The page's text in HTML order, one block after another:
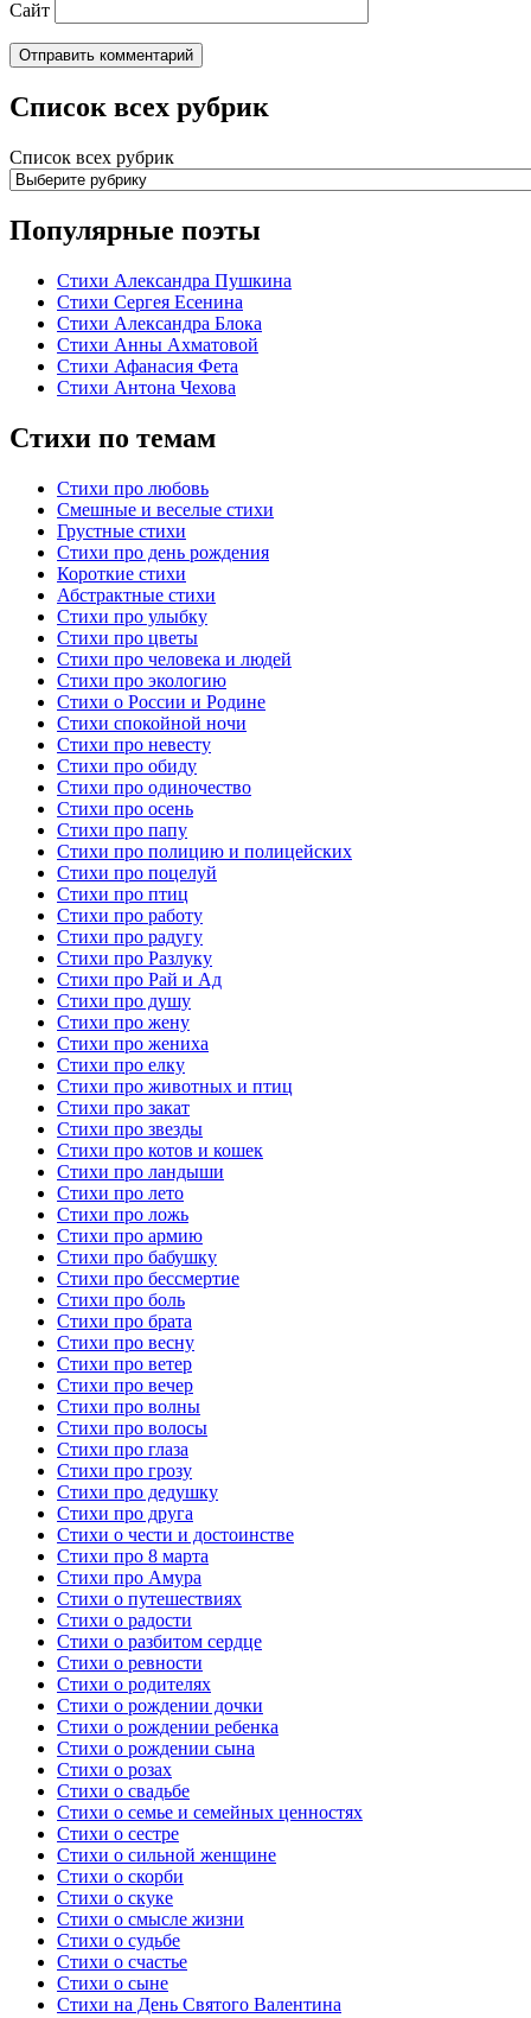
Сайт
Список всех рубрик
Список всех рубрик
Популярные поэты
Стихи Александра Пушкина
Стихи Сергея Есенина
Стихи Александра Блока
Стихи Анны Ахматовой
Стихи Афанасия Фета
Стихи Антона Чехова
Стихи по темам
Стихи про любовь
Смешные и веселые стихи
Грустные стихи
Стихи про день рождения
Короткие стихи
Абстрактные стихи
Стихи про улыбку
Стихи про цветы
Стихи про человека и людей
Стихи про экологию
Стихи о России и Родине
Стихи спокойной ночи
Стихи про невесту
Стихи про обиду
Стихи про одиночество
Стихи про осень
Стихи про папу
Стихи про полицию и полицейских
Стихи про поцелуй
Стихи про птиц
Стихи про работу
Стихи про радугу
Стихи про Разлуку
Стихи про Рай и Ад
Стихи про душу
Стихи про жену
Стихи про жениха
Стихи про елку
Стихи про животных и птиц
Стихи про закат
Стихи про звезды
Стихи про котов и кошек
Стихи про ландыши
Стихи про лето
Стихи про ложь
Стихи про армию
Стихи про бабушку
Стихи про бессмертие
Стихи про боль
Стихи про брата
Стихи про весну
Стихи про ветер
Стихи про вечер
Стихи про волны
Стихи про волосы
Стихи про глаза
Стихи про грозу
Стихи про дедушку
Стихи про друга
Стихи о чести и достоинстве
Стихи про 8 марта
Стихи про Амура
Стихи о путешествиях
Стихи о радости
Стихи о разбитом сердце
Стихи о ревности
Стихи о родителях
Стихи о рождении дочки
Стихи о рождении ребенка
Стихи о рождении сына
Стихи о розах
Стихи о свадьбе
Стихи о семье и семейных ценностях
Стихи о сестре
Стихи о сильной женщине
Стихи о скорби
Стихи о скуке
Стихи о смысле жизни
Стихи о судьбе
Стихи о счастье
Стихи о сыне
Стихи на День Святого Валентина